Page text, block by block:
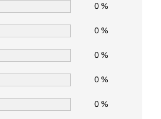
0 %
0 %
0 %
0 %
0 %